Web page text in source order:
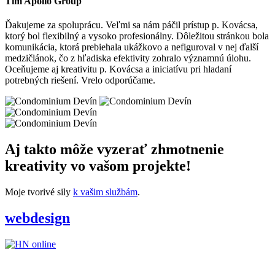
Ďakujeme za spoluprácu. Veľmi sa nám páčil prístup p. Kovácsa,
ktorý bol flexibilný a vysoko profesionálny. Dôležitou stránkou bola
komunikácia, ktorá prebiehala ukážkovo a nefiguroval v nej ďalší
medzičlánok, čo z hľadiska efektivity zohralo významnú úlohu.
Oceňujeme aj kreativitu p. Kovácsa a iniciatívu pri hladaní
potrebných riešení. Vrelo odporúčame.
Aj takto môže vyzerať zhmotnenie
kreativity vo vašom projekte!
Moje tvorivé sily k vašim službám.
webdesign